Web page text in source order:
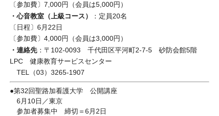
〔参加費〕7,000円（会員は5,000円）
・心音教室（上級コース）
：定員20名
〔日程〕6月22日
〔参加費〕4,000円（会員は3,000円）
・連絡先：〒102-0093 千代田区平河町2-7-5 砂防会館5階
LPC 健康教育サービスセンター
TEL（03）3265-1907
●第32回聖路加看護大学 公開講座
6月10日／東京
参加者募集中 締切＝6月2日